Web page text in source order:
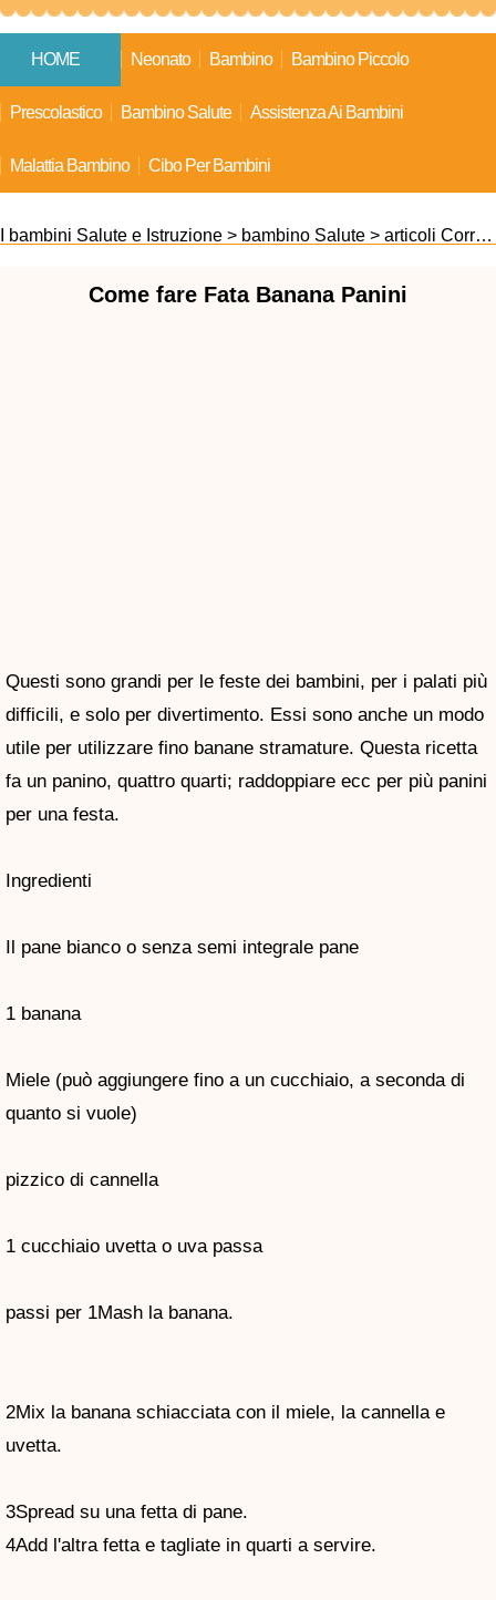
HOME Neonato Bambino Bambino Piccolo
Prescolastico Bambino Salute Assistenza Ai Bambini
Malattia Bambino Cibo Per Bambini
I bambini Salute e Istruzione > bambino Salute > articoli Correlati
Come fare Fata Banana Panini
Questi sono grandi per le feste dei bambini, per i palati più
difficili, e solo per divertimento. Essi sono anche un modo
utile per utilizzare fino banane stramature. Questa ricetta
fa un panino, quattro quarti; raddoppiare ecc per più panini
per una festa.
Ingredienti
Il pane bianco o senza semi integrale pane
1 banana
Miele (può aggiungere fino a un cucchiaio, a seconda di
quanto si vuole)
pizzico di cannella
1 cucchiaio uvetta o uva passa
passi per 1Mash la banana.
2Mix la banana schiacciata con il miele, la cannella e
uvetta.
3Spread su una fetta di pane.
4Add l'altra fetta e tagliate in quarti a servire.